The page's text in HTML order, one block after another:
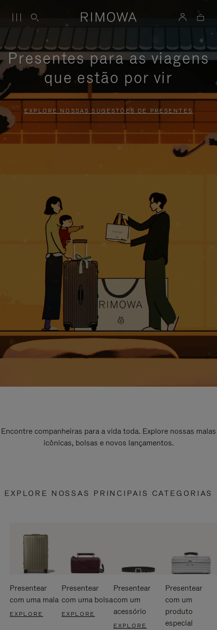
Presentes para as viagens
que estão por vir
EXPLORE NOSSAS SUGESTÕES DE PRESENTES
Encontre companheiras para a vida toda. Explore nossas malas
icônicas, bolsas e novos lançamentos.
EXPLORE NOSSAS PRINCIPAIS CATEGORIAS
Presentear
com uma mala
EXPLORE
Presentear
com uma bolsa
EXPLORE
Presentear
com um
acessório
EXPLORE
Presentear
com um
produto
especial